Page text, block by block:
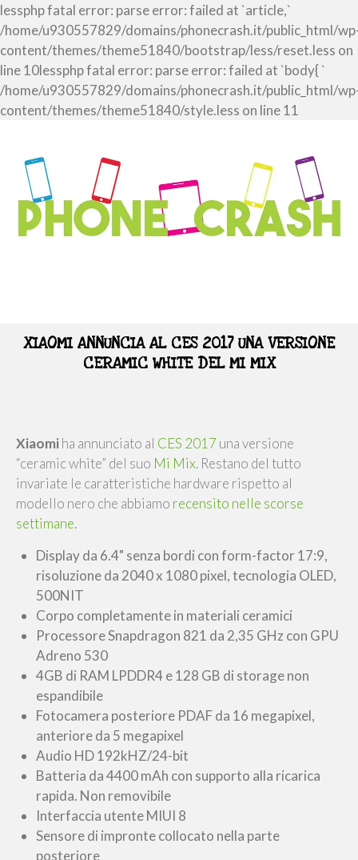
lessphp fatal error: parse error: failed at `article,`
/home/u930557829/domains/phonecrash.it/public_html/
content/themes/theme51840/bootstrap/less/reset.less on
line 10lessphp fatal error: parse error: failed at `body{ `
/home/u930557829/domains/phonecrash.it/public_html/
content/themes/theme51840/style.less on line 11
XIAOMI ANNUNCIA AL CES 2017 UNA VERSIONE
CERAMIC WHITE DEL MI MIX
Xiaomi ha annunciato al CES 2017 una versione
“ceramic white” del suo Mi Mix. Restano del tutto
invariate le caratteristiche hardware rispetto al
modello nero che abbiamo recensito nelle scorse
settimane.
Display da 6.4" senza bordi con form-factor 17:9,
risoluzione da 2040 x 1080 pixel, tecnologia OLED,
500NIT
Corpo completamente in materiali ceramici
Processore Snapdragon 821 da 2,35 GHz con GPU
Adreno 530
4GB di RAM LPDDR4 e 128 GB di storage non
espandibile
Fotocamera posteriore PDAF da 16 megapixel,
anteriore da 5 megapixel
Audio HD 192kHZ/24-bit
Batteria da 4400 mAh con supporto alla ricarica
rapida. Non removibile
Interfaccia utente MIUI 8
Sensore di impronte collocato nella parte
posteriore